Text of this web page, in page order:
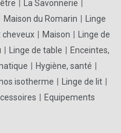
La Savonnerie
Maison du Romarin
Linge
cheveux Maison
Linge de
Linge de table
Enceintes,
Hygiène, santé
isotherme
Linge de lit
Equipements